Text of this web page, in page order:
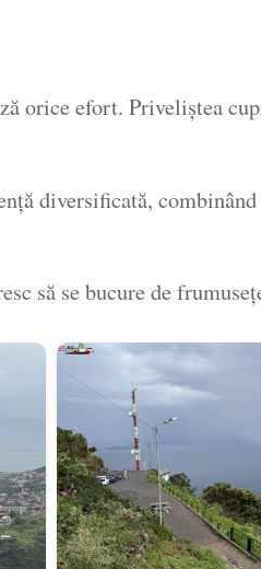
orice efort. Priveliștea
diversificată,
să se bucure de